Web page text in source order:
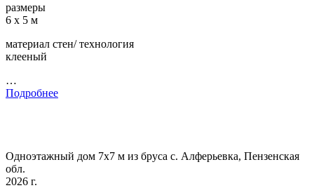
размеры
6 х 5 м
материал стен/ технология
клееный
…
Подробнее
Одноэтажный дом 7х7 м из бруса с. Алферьевка, Пензенская
обл.
2026 г.